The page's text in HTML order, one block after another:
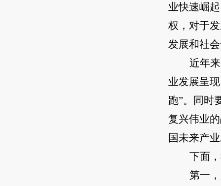
业快速崛
权，对于
发展和社
近年
业发展呈
跑”。同时
复兴伟业
国未来产
下面
第一